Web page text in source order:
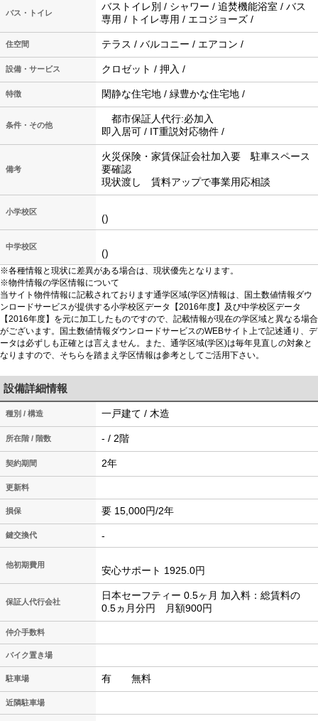
バス・トイレ
バストイレ別 / シャワー / 追焚機能浴室 / バス
専用 / トイレ専用 / エコジョーズ /
住空間 テラス / バルコニー / エアコン /
設備・サービス クロゼット / 押入 /
特徴 閑静な住宅地 / 緑豊かな住宅地 /
条件・その他
都市保証人代行:必加入
即入居可 / IT重説対応物件 /
備考
火災保険・家賃保証会社加入要 駐車スペース
要確認
現状渡し 賃料アップで事業用応相談
小学校区
()
中学校区
()
※各種情報と現状に差異がある場合は、現状優先となります。
※物件情報の学区情報について
当サイト物件情報に記載されております通学区域(学区)情報は、国土数値情報ダウ
ンロードサービスが提供する小学校区データ【2016年度】及び中学校区データ
【2016年度】を元に加工したものですので、記載情報が現在の学区域と異なる場合
がございます。国土数値情報ダウンロードサービスのWEBサイト上で記述通り、デ
ータは必ずしも正確とは言えません。また、通学区域(学区)は毎年見直しの対象と
なりますので、そちらを踏まえ学区情報は参考としてご活用下さい。
設備詳細情報
種別 / 構造 一戸建て / 木造
所在階 / 階数 - / 2階
契約期間 2年
更新料
損保 要 15,000円/2年
鍵交換代 -
他初期費用 安心サポート 1925.0円
保証人代行会社
日本セーフティー 0.5ヶ月 加入料：総賃料の
0.5ヵ月分円 月額900円
仲介手数料
バイク置き場
駐車場 有 無料
近隣駐車場